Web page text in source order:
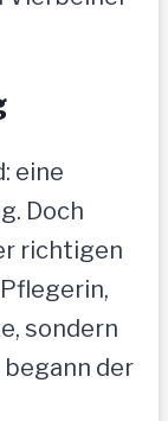
eine
Doch
richtigen
sondern
der